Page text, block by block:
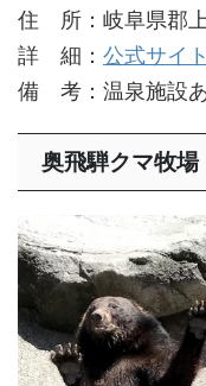
住 所：岐阜県郡
詳 細： 公式サイ
備 考：温泉施設
奥飛騨クマ牧場